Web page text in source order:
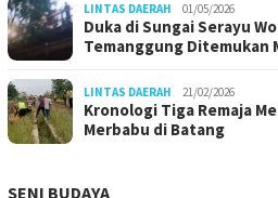
LINTAS DAERAH 01/05/2026
Duka di Sungai Serayu
Temanggung Ditemukan
LINTAS DAERAH 21/02/2026
Kronologi Tiga Remaja
Merbabu di Batang
SENI BUDAYA